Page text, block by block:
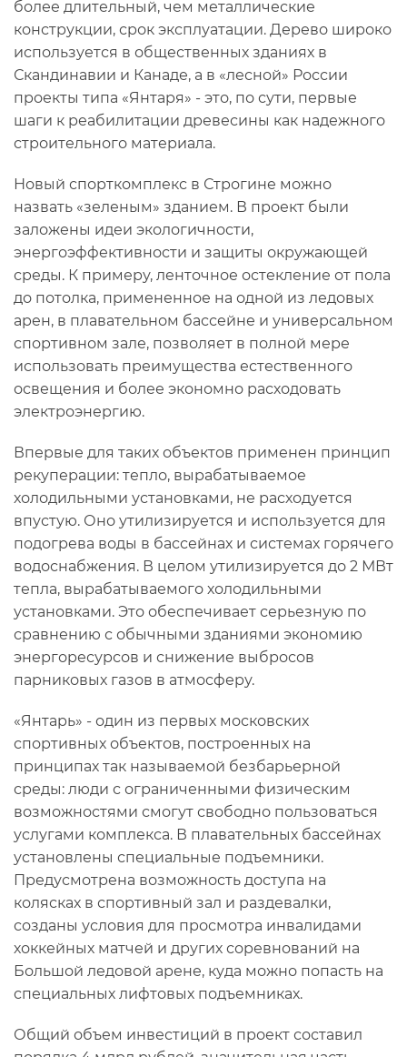
более длительный, чем металлические
конструкции, срок эксплуатации. Дерево широко
используется в общественных зданиях в
Скандинавии и Канаде, а в «лесной» России
проекты типа «Янтаря» - это, по сути, первые
шаги к реабилитации древесины как надежного
строительного материала.
Новый спорткомплекс в Строгине можно
назвать «зеленым» зданием. В проект были
заложены идеи экологичности,
энергоэффективности и защиты окружающей
среды. К примеру, ленточное остекление от пола
до потолка, примененное на одной из ледовых
арен, в плавательном бассейне и универсальном
спортивном зале, позволяет в полной мере
использовать преимущества естественного
освещения и более экономно расходовать
электроэнергию.
Впервые для таких объектов применен принцип
рекуперации: тепло, вырабатываемое
холодильными установками, не расходуется
впустую. Оно утилизируется и используется для
подогрева воды в бассейнах и системах горячего
водоснабжения. В целом утилизируется до 2 МВт
тепла, вырабатываемого холодильными
установками. Это обеспечивает серьезную по
сравнению с обычными зданиями экономию
энергоресурсов и снижение выбросов
парниковых газов в атмосферу.
«Янтарь» - один из первых московских
спортивных объектов, построенных на
принципах так называемой безбарьерной
среды: люди с ограниченными физическим
возможностями смогут свободно пользоваться
услугами комплекса. В плавательных бассейнах
установлены специальные подъемники.
Предусмотрена возможность доступа на
колясках в спортивный зал и раздевалки,
созданы условия для просмотра инвалидами
хоккейных матчей и других соревнований на
Большой ледовой арене, куда можно попасть на
специальных лифтовых подъемниках.
Общий объем инвестиций в проект составил